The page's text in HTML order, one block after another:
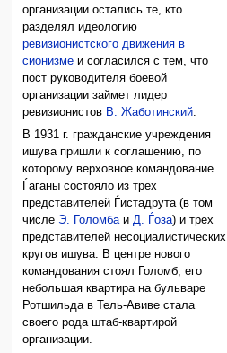
организации остались те, кто
разделял идеологию
ревизионистского движения в
сионизме и согласился с тем, что
пост руководителя боевой
организации займет лидер
ревизионистов В. Жаботинский.
В 1931 г. гражданские учреждения
ишува пришли к соглашению, по
которому верховное командование
Ѓаганы состояло из трех
представителей Ѓистадрута (в том
числе Э. ГоломбаиД. Ѓоза) и трех
представителей несоциалистических
кругов ишува. В центре нового
командования стоял Голомб, его
небольшая квартира на бульваре
Ротшильда в Тель-Авиве стала
своего рода штаб-квартирой
организации.